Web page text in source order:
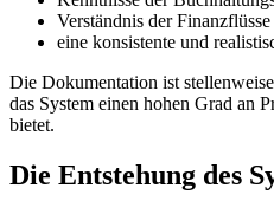
Verständnis der Finanzflüsse
eine konsistente und
Die Dokumentation ist
das System einen hohen Grad an
bietet.
Die Entstehung des